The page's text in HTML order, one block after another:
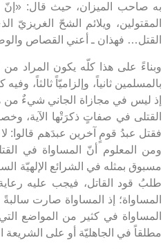
به صاحب الميزان، حيث قال: «إنّ
المقتولين، ويلائم الشحّ
القتل… فهذان ـ أعني القصاص
وبناءً على هذا كلّه يكون المراد
بالمسلمين ثانياً، وإلزاميّاً ثالثاً،
إذ ليس في مجازاة الجاني شيءٌ من
القتلى في صفاتٍ ذكرَتْها الآية،
فقتل عبدُ قومٍ آخرين عبدَهم قالوا:
ومن المعلوم أنّ المساواة في
مسبوق بمثله في الشرائع الإلهيّة
طلبُ قود القاتل، فيجب عليه رعاية
المساواة؛ إذ المساواة صارت
المساواة في كثير من المواضع
مطلقاً في الجاهليّة أو على الشريعة